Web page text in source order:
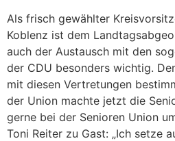
Als frisch gewählter
Koblenz ist dem
auch der Austausch mit den
der CDU besonders wichtig.
mit diesen Vertretungen
der Union machte jetzt die
gerne bei der Senioren Union
Toni Reiter zu Gast: „Ich setze